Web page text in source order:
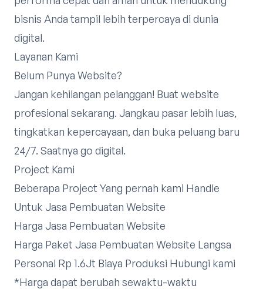
bisnis Anda tampil lebih terpercaya di dunia
digital.
Layanan Kami
Belum Punya Website?
Jangan kehilangan pelanggan! Buat website
profesional sekarang. Jangkau pasar lebih luas,
tingkatkan kepercayaan, dan buka peluang baru
24/7. Saatnya go digital.
Project Kami
Beberapa Project Yang pernah kami Handle
Untuk Jasa Pembuatan Website
Harga Jasa Pembuatan Website
Harga Paket Jasa Pembuatan Website Langsa
Personal Rp 1.6Jt Biaya Produksi Hubungi kami
*Harga dapat berubah sewaktu-waktu